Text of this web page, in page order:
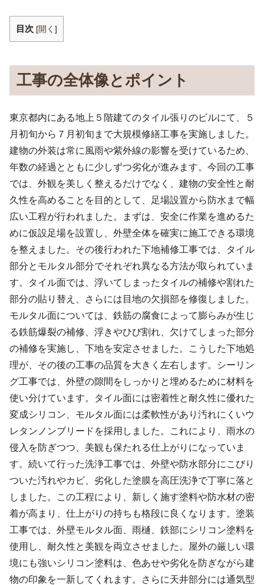
目次 [開く ]
工事の全体像とポイント
東京都内にある地上５階建てのタイル張りのビルにて、５
月初旬から７月初旬まで大規模修繕工事を実施しました。
建物の外装は常に風雨や紫外線の影響を受けているため、
年数の経過とともに少しずつ劣化が進みます。今回の工事
では、外観を美しく整えるだけでなく、建物の安全性と耐
久性を高めることを目的として、足場設置から防水まで幅
広い工程が行われました。まずは、安全に作業を進めるた
めに仮設足場を設置し、外壁全体を確実に施工できる環境
を整えました。その後行われた下地補修工事では、タイル
部分とモルタル部分でそれぞれ異なる方法が取られていま
す。タイル面では、浮いてしまったタイルの補修や割れた
部分の貼り替え、さらには目地の欠損部を修復しました。
モルタル面については、鉄筋の腐食によって膨らみが生じ
る鉄筋爆裂の補修、浮きやひび割れ、欠けてしまった部分
の補修を実施し、下地を安定させました。こうした下地処
理が、その後の工事の品質を大きく左右します。シーリン
グ工事では、外壁の隙間をしっかりと埋めるために材料を
使い分けています。タイル面には密着性と耐久性に優れた
変成シリコン、モルタル面には柔軟性があり汚れにくいウ
レタンノンブリードを採用しました。これにより、雨水の
侵入を防ぎつつ、美観も保たれる仕上がりになっていま
す。続いて行った洗浄工事では、外壁や防水部分にこびり
ついた汚れやカビ、劣化した塗膜を高圧洗浄で丁寧に落と
しました。この工程により、新しく施す塗料や防水材の密
着が高まり、仕上がりの持ちも格段に良くなります。塗装
工事では、外壁モルタル面、雨樋、鉄部にシリコン塗料を
使用し、耐久性と美観を両立させました。屋外の厳しい環
境にも強いシリコン塗料は、色あせや劣化を防ぎながら建
物の印象を一新してくれます。さらに天井部分には通気型